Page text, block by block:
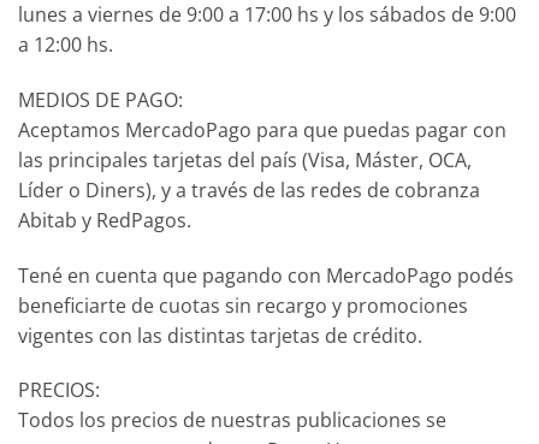
lunes a viernes de 9:00 a 17:00 hs y los sábados de 9:00
a 12:00 hs.
MEDIOS DE PAGO:
Aceptamos MercadoPago para que puedas pagar con
las principales tarjetas del país (Visa, Máster, OCA,
Líder o Diners), y a través de las redes de cobranza
Abitab y RedPagos.
Tené en cuenta que pagando con MercadoPago podés
beneficiarte de cuotas sin recargo y promociones
vigentes con las distintas tarjetas de crédito.
PRECIOS:
Todos los precios de nuestras publicaciones se